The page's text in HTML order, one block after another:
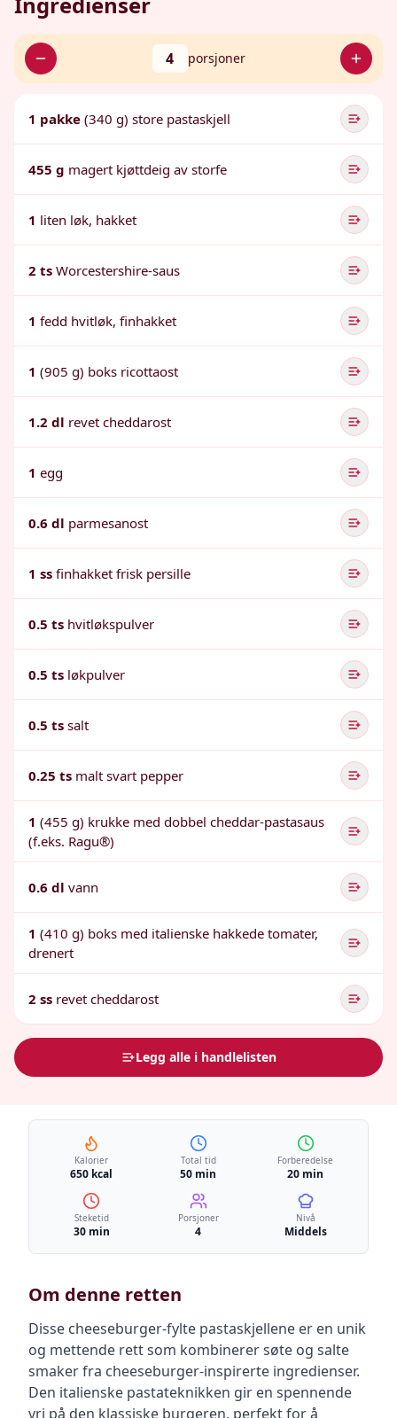
4 porsjoner
1 pakke (340 g) store pastaskjell
455 g magert kjøttdeig av storfe
1 liten løk, hakket
2 ts Worcestershire-saus
1 fedd hvitløk, finhakket
1 (905 g) boks ricottaost
1.2 dl revet cheddarost
1 egg
0.6 dl parmesanost
1 ss finhakket frisk persille
0.5 ts hvitløkspulver
0.5 ts løkpulver
0.5 ts salt
0.25 ts malt svart pepper
1 (455 g) krukke med dobbel cheddar-pastasaus
(f.eks. Ragu®)
0.6 dl vann
1 (410 g) boks med italienske hakkede tomater,
drenert
2 ss revet cheddarost
Legg alle i handlelisten
Kalorier
650 kcal
Total tid
50 min
Forberedelse
20 min
Steketid
30 min
Porsjoner
4
Nivå
Middels
Om denne retten
Disse cheeseburger-fylte pastaskjellene er en unik
og mettende rett som kombinerer søte og salte
smaker fra cheeseburger-inspirerte ingredienser.
Den italienske pastateknikken gir en spennende
vri på den klassiske burgeren, perfekt for å